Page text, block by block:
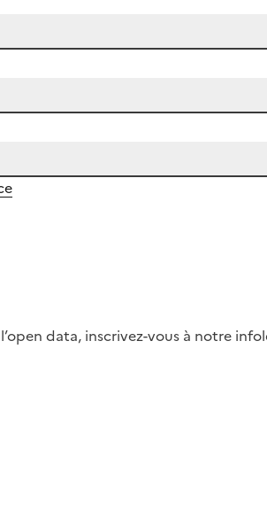
data, inscrivez-vous à notre